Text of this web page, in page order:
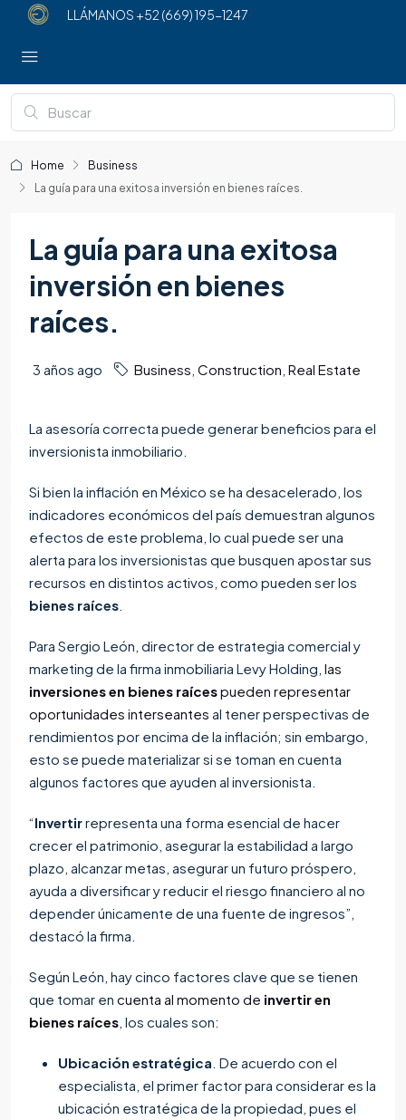
LLÁMANOS +52 (669) 195-1247
Home
Business
La guía para una exitosa inversión en bienes raíces.
La guía para una exitosa
inversión en bienes
raíces.
3 años ago Business Construction Real Estate
La asesoría correcta puede generar beneficios para el
inversionista inmobiliario.
Si bien la inflación en México se ha desacelerado, los
indicadores económicos del país demuestran algunos
efectos de este problema, lo cual puede ser una
alerta para los inversionistas que busquen apostar sus
recursos en distintos activos, como pueden ser los
bienes raíces
Para Sergio León, director de estrategia comercial y
marketing de la firma inmobiliaria Levy Holding, las
inversiones en bienes raícespueden representar
oportunidades interseantes al tener perspectivas de
rendimientos por encima de la inflación; sin embargo,
esto se puede materializar si se toman en cuenta
algunos factores que ayuden al inversionista.
“Invertirrepresenta una forma esencial de hacer
crecer el patrimonio, asegurar la estabilidad a largo
plazo, alcanzar metas, asegurar un futuro próspero,
ayuda a diversificar y reducir el riesgo financiero al no
depender únicamente de una fuente de ingresos”,
destacó la firma.
Según León, hay cinco factores clave que se tienen
que tomar en cuenta al momento de invertir en
bienes raíces , los cuales son:
Ubicación estratégica . De acuerdo con el
especialista, el primer factor para considerar es la
ubicación estratégica de la propiedad, pues el